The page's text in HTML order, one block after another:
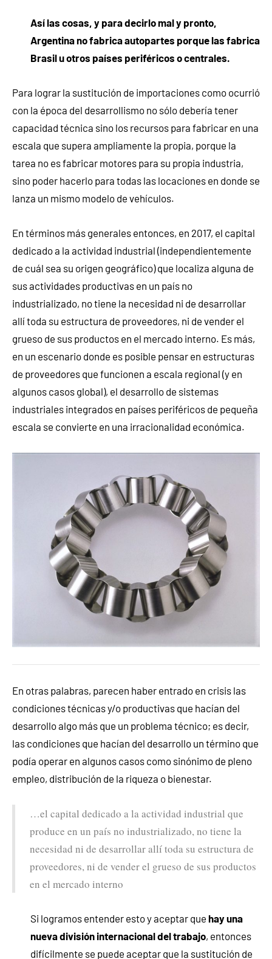
Así las cosas, y para decirlo mal y pronto,
Argentina no fabrica autopartes porque las fabrica
Brasil u otros países periféricos o centrales.
Para lograr la sustitución de importaciones como ocurrió
con la época del desarrollismo no sólo debería tener
capacidad técnica sino los recursos para fabricar en una
escala que supera ampliamente la propia, porque la
tarea no es fabricar motores para su propia industria,
sino poder hacerlo para todas las locaciones en donde se
lanza un mismo modelo de vehículos.
En términos más generales entonces, en 2017, el capital
dedicado a la actividad industrial (independientemente
de cuál sea su origen geográfico) que localiza alguna de
sus actividades productivas en un país no
industrializado, no tiene la necesidad ni de desarrollar
allí toda su estructura de proveedores, ni de vender el
grueso de sus productos en el mercado interno. Es más,
en un escenario donde es posible pensar en estructuras
de proveedores que funcionen a escala regional (y en
algunos casos global), el desarrollo de sistemas
industriales integrados en países periféricos de pequeña
escala se convierte en una irracionalidad económica.
En otras palabras, parecen haber entrado en crisis las
condiciones técnicas y/o productivas que hacían del
desarrollo algo más que un problema técnico; es decir,
las condiciones que hacían del desarrollo un término que
podía operar en algunos casos como sinónimo de pleno
empleo, distribución de la riqueza o bienestar.
…el capital dedicado a la actividad industrial que
produce en un país no industrializado, no tiene la
necesidad ni de desarrollar allí toda su estructura de
proveedores, ni de vender el grueso de sus productos
en el mercado interno
Si logramos entender esto y aceptar que hay una
nueva división internacional del trabajo, entonces
difícilmente se puede aceptar que la sustitución de